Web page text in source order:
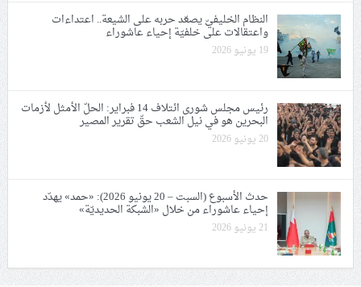
النظام الخليفيّ يصعّد حربه على الشيعة.. اعتداءات
واعتقالات على خلفيّة إحياء عاشوراء
19 يونيو 2026
رئيس مجلس شورى ائتلاف 14 فبراير: الحلّ الأمثل لأزمات
البحرين هو في نيل الشعب حقّ تقرير المصير
20 يونيو 2026
حدث الأسبوع (السبت – 20 يونيو 2026): «حمد» يهدّد
إحياء عاشوراء من خلال «الشبكة الحديديّة»
21 يونيو 2026